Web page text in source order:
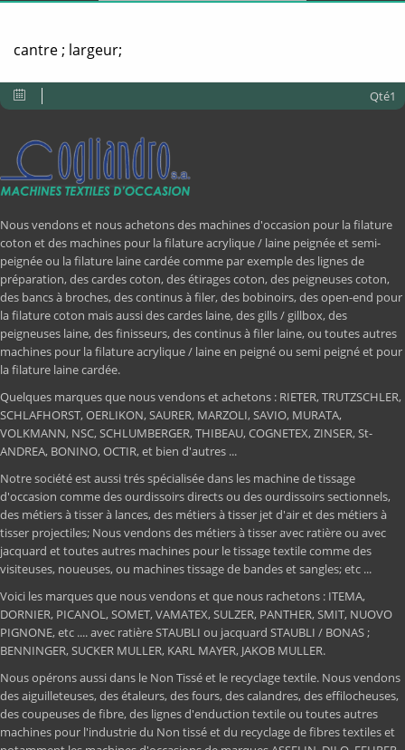
cantre ; largeur;
Qté1
Nous vendons et nous achetons des machines d'occasion pour la filature
coton et des machines pour la filature acrylique / laine peignée et semi-
peignée ou la filature laine cardée comme par exemple des lignes de
préparation, des cardes coton, des étirages coton, des peigneuses coton,
des bancs à broches, des continus à filer, des bobinoirs, des open-end pour
la filature coton mais aussi des cardes laine, des gills / gillbox, des
peigneuses laine, des finisseurs, des continus à filer laine, ou toutes autres
machines pour la filature acrylique / laine en peigné ou semi peigné et pour
la filature laine cardée.
Quelques marques que nous vendons et achetons : RIETER, TRUTZSCHLER,
SCHLAFHORST, OERLIKON, SAURER, MARZOLI, SAVIO, MURATA,
VOLKMANN, NSC, SCHLUMBERGER, THIBEAU, COGNETEX, ZINSER, St-
ANDREA, BONINO, OCTIR, et bien d'autres ...
Notre société est aussi trés spécialisée dans les machine de tissage
d'occasion comme des ourdissoirs directs ou des ourdissoirs sectionnels,
des métiers à tisser à lances, des métiers à tisser jet d'air et des métiers à
tisser projectiles; Nous vendons des métiers à tisser avec ratière ou avec
jacquard et toutes autres machines pour le tissage textile comme des
visiteuses, noueuses, ou machines tissage de bandes et sangles; etc ...
Voici les marques que nous vendons et que nous rachetons : ITEMA,
DORNIER, PICANOL, SOMET, VAMATEX, SULZER, PANTHER, SMIT, NUOVO
PIGNONE, etc .... avec ratière STAUBLI ou jacquard STAUBLI / BONAS ;
BENNINGER, SUCKER MULLER, KARL MAYER, JAKOB MULLER.
Nous opérons aussi dans le Non Tissé et le recyclage textile. Nous vendons
des aiguilleteuses, des étaleurs, des fours, des calandres, des effilocheuses,
des coupeuses de fibre, des lignes d'enduction textile ou toutes autres
machines pour l'industrie du Non tissé et du recyclage de fibres textiles et